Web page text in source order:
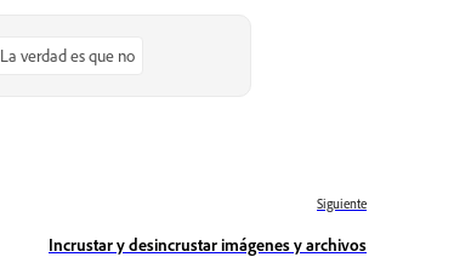
La verdad es que no
Siguiente
Incrustar y desincrustar imágenes y archivos